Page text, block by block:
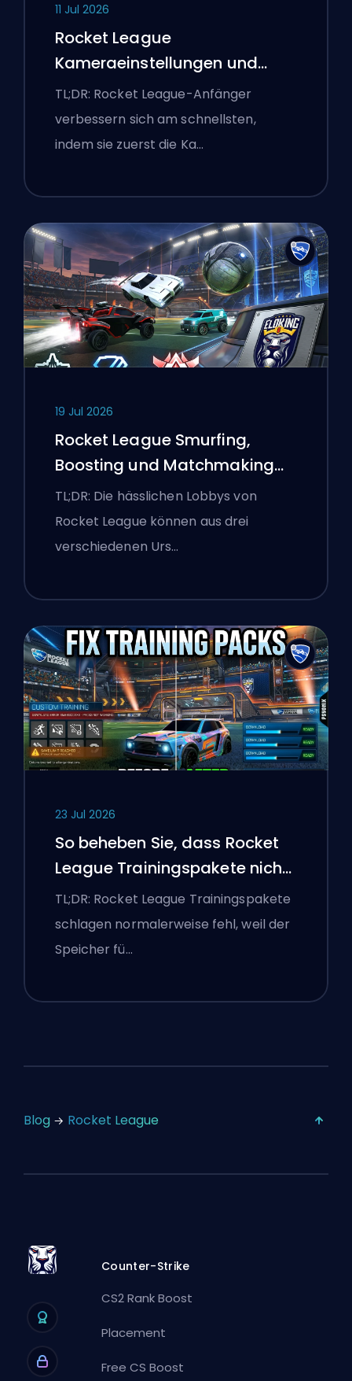
11 Jul 2026
Rocket League
Kameraeinstellungen und
erste Trainingsroutine
TL;DR: Rocket League-Anfänger
verbessern sich am schnellsten,
indem sie zuerst die Ka…
19 Jul 2026
Rocket League Smurfing,
Boosting und Matchmaking
Erklärt
TL;DR: Die hässlichen Lobbys von
Rocket League können aus drei
verschiedenen Urs…
23 Jul 2026
So beheben Sie, dass Rocket
League Trainingspakete nicht
funktionieren
TL;DR: Rocket League Trainingspakete
schlagen normalerweise fehl, weil der
Speicher fü…
Blog Rocket League
Counter-Strike
CS2 Rank Boost
Placement
Free CS Boost